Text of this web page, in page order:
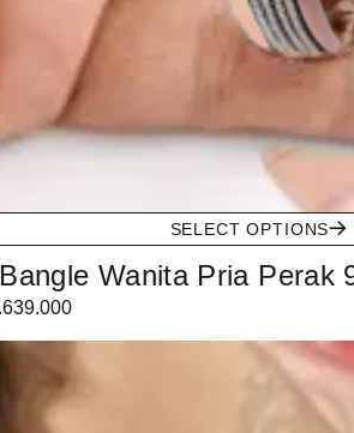
SELECT OPTIONS
Wanita Pria Perak